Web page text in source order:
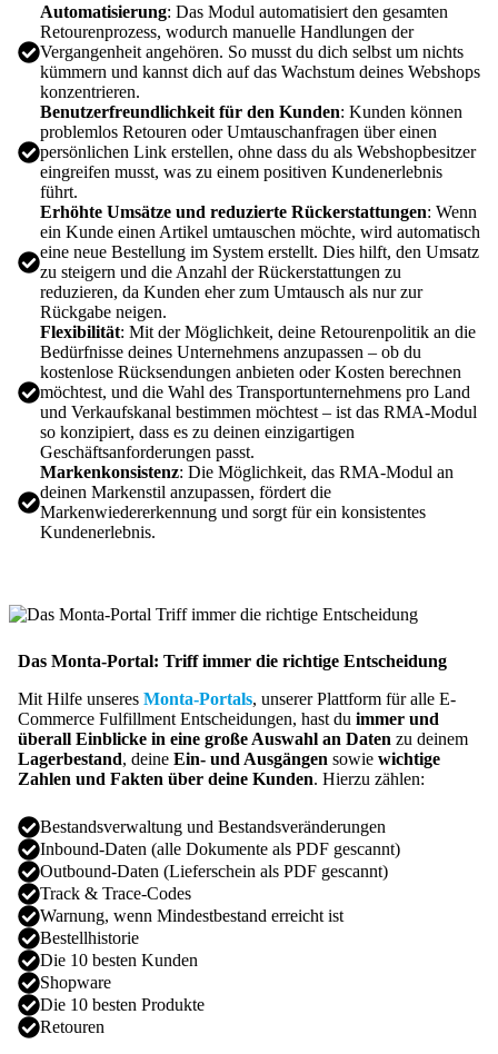
Automatisierung: Das Modul automatisiert den gesamten
Retourenprozess, wodurch manuelle Handlungen der
Vergangenheit angehören. So musst du dich selbst um nichts
kümmern und kannst dich auf das Wachstum deines Webshops
konzentrieren.
Benutzerfreundlichkeit für den Kunden: Kunden können
problemlos Retouren oder Umtauschanfragen über einen
persönlichen Link erstellen, ohne dass du als Webshopbesitzer
eingreifen musst, was zu einem positiven Kundenerlebnis
führt.
Erhöhte Umsätze und reduzierte Rückerstattungen: Wenn
ein Kunde einen Artikel umtauschen möchte, wird automatisch
eine neue Bestellung im System erstellt. Dies hilft, den Umsatz
zu steigern und die Anzahl der Rückerstattungen zu
reduzieren, da Kunden eher zum Umtausch als nur zur
Rückgabe neigen.
Flexibilität: Mit der Möglichkeit, deine Retourenpolitik an die
Bedürfnisse deines Unternehmens anzupassen – ob du
kostenlose Rücksendungen anbieten oder Kosten berechnen
möchtest, und die Wahl des Transportunternehmens pro Land
und Verkaufskanal bestimmen möchtest – ist das RMA-Modul
so konzipiert, dass es zu deinen einzigartigen
Geschäftsanforderungen passt.
Markenkonsistenz: Die Möglichkeit, das RMA-Modul an
deinen Markenstil anzupassen, fördert die
Markenwiedererkennung und sorgt für ein konsistentes
Kundenerlebnis.
Das Monta-Portal: Triff immer die richtige Entscheidung
Mit Hilfe unseres Monta-Portals, unserer Plattform für alle E-
Commerce Fulfillment Entscheidungen, hast du immer und
überall Einblicke in eine große Auswahl an Daten zu deinem
Lagerbestand, deine Ein- und Ausgängen sowie wichtige
Zahlen und Fakten über deine Kunden. Hierzu zählen:
Bestandsverwaltung und Bestandsveränderungen
Inbound-Daten (alle Dokumente als PDF gescannt)
Outbound-Daten (Lieferschein als PDF gescannt)
Track & Trace-Codes
Warnung, wenn Mindestbestand erreicht ist
Bestellhistorie
Die 10 besten Kunden
Shopware
Die 10 besten Produkte
Retouren